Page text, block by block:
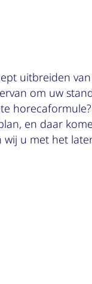
uitbreiden
om uw
en daar
wij u met het